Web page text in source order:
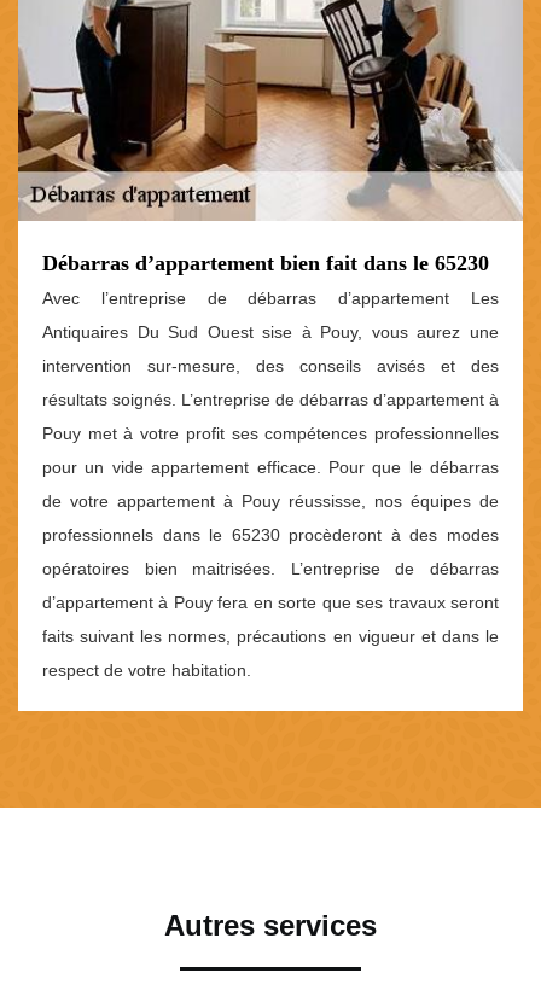
Débarras d’appartement bien fait dans le 65230
Avec l’entreprise de débarras d’appartement Les
Antiquaires Du Sud Ouest sise à Pouy, vous aurez une
intervention sur-mesure, des conseils avisés et des
résultats soignés. L’entreprise de débarras d’appartement à
Pouy met à votre profit ses compétences professionnelles
pour un vide appartement efficace. Pour que le débarras
de votre appartement à Pouy réussisse, nos équipes de
professionnels dans le 65230 procèderont à des modes
opératoires bien maitrisées. L’entreprise de débarras
d’appartement à Pouy fera en sorte que ses travaux seront
faits suivant les normes, précautions en vigueur et dans le
respect de votre habitation.
Autres services